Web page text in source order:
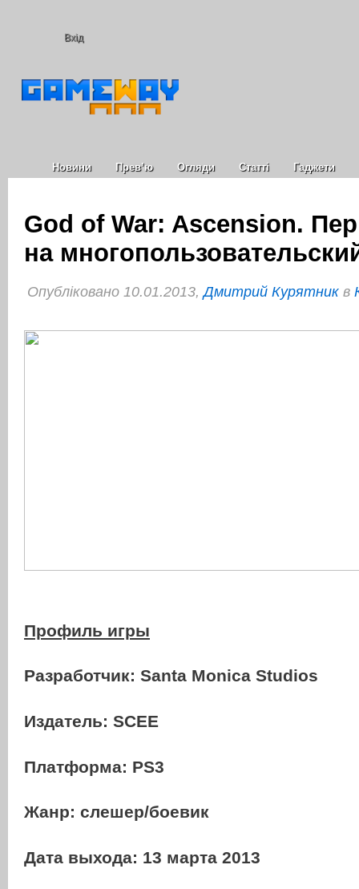
Вхід
Новини Прев’ю Огляди Статті Гаджети
God of War: Ascension.
на
Опубліковано 10.01.2013,Дмитрий Курятник в
Профиль игры
Разработчик: Santa Monica Studios
Издатель: SCEE
Платформа: PS3
Жанр: слешер/боевик
Дата выхода: 13 марта 2013